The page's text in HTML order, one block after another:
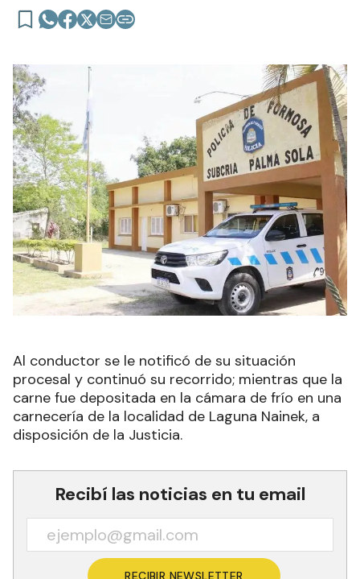
Al conductor se le notificó de su situación
procesal y continuó su recorrido; mientras que la
carne fue depositada en la cámara de frío en una
carnecería de la localidad de Laguna Nainek, a
disposición de la Justicia.
Recibí las noticias en tu email
RECIBIR NEWSLETTER